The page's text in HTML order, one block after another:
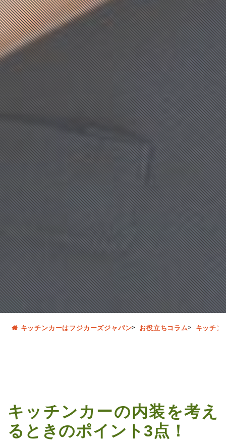
キッチンカーはフジカーズジャパン お役立ちコラム キッチン
キッチンカーの内装を考え
るときのポイント3点！